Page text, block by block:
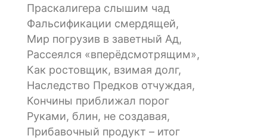
Праскалигера слышим чад
Фальсификации смердящей,
Мир погрузив в заветный Ад,
Рассеялся «вперёдсмотрящим»,
Как ростовщик, взимая долг,
Наследство Предков отчуждая,
Кончины приближал порог
Руками, блин, не создавая,
Прибавочный продукт – итог